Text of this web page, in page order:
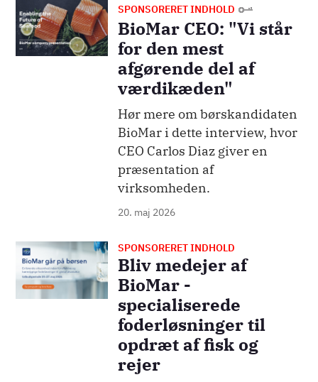
Billede SPONSORERET INDHOLD
BioMar CEO: "Vi står
for den mest
afgørende del af
værdikæden"
Hør mere om børskandidaten
BioMar i dette interview, hvor
CEO Carlos Diaz giver en
præsentation af
virksomheden.
20. maj 2026
Billede SPONSORERET INDHOLD
Bliv medejer af
BioMar -
specialiserede
foderløsninger til
opdræt af fisk og
rejer